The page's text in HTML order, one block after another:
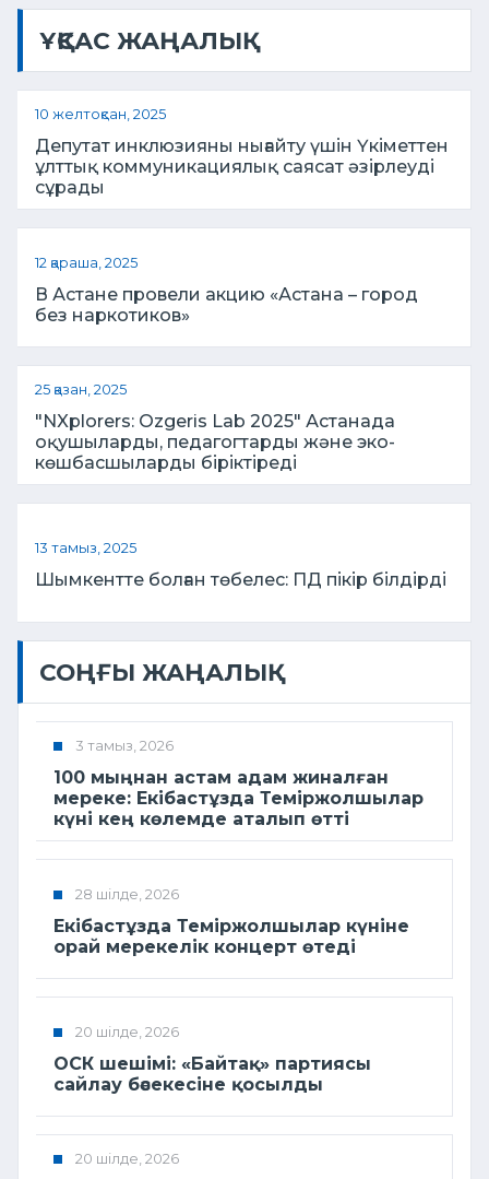
ҰҚСАС ЖАҢАЛЫҚ
10 желтоқсан, 2025
Депутат инклюзияны нығайту үшін Үкіметтен
ұлттық коммуникациялық саясат әзірлеуді
сұрады
12 қараша, 2025
В Астане провели акцию «Астана – город
без наркотиков»
25 қазан, 2025
"NXplorers: Ozgeris Lab 2025" Астанада
оқушыларды, педагогтарды және эко-
көшбасшыларды біріктіреді
13 тамыз, 2025
Шымкентте болған төбелес: ПД пікір білдірді
СОҢҒЫ ЖАҢАЛЫҚ
3 тамыз, 2026
100 мыңнан астам адам жиналған
мереке: Екібастұзда Теміржолшылар
күні кең көлемде аталып өтті
28 шілде, 2026
Екібастұзда Теміржолшылар күніне
орай мерекелік концерт өтеді
20 шілде, 2026
ОСК шешімі: «Байтақ» партиясы
сайлау бәсекесіне қосылды
20 шілде, 2026